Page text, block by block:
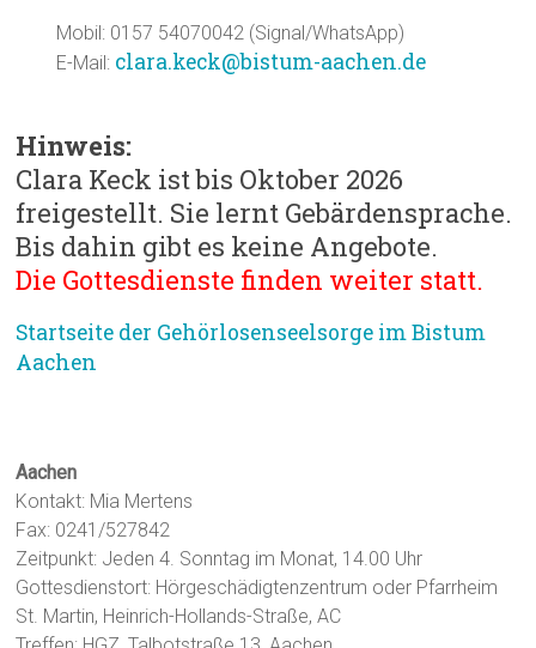
Mobil: 0157 54070042 (Signal/WhatsApp)
E-Mail: clara.keck@bistum-aachen.de
Hinweis:
Clara Keck ist bis Oktober 2026
freigestellt. Sie lernt Gebärdensprache.
Bis dahin gibt es keine Angebote.
Die Gottesdienste finden weiter statt.
Startseite der Gehörlosenseelsorge im Bistum
Aachen
Aachen
Kontakt: Mia Mertens
Fax: 0241/527842
Zeitpunkt: Jeden 4. Sonntag im Monat, 14.00 Uhr
Gottesdienstort: Hörgeschädigtenzentrum oder Pfarrheim
St. Martin, Heinrich-Hollands-Straße, AC